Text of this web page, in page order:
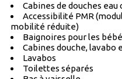
Cabines de douches eau
Accessibilité PMR
mobilité réduite)
Baignoires pour les
Cabines douche, lavabo
Lavabos
Toilettes séparés